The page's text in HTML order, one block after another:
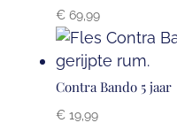
€69,99
Contra Bando 5 jaar
€19,99